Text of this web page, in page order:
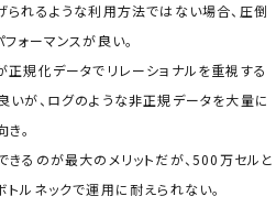
られるような利用方法ではない場合、圧倒
ォーマンスが良い。
正規化データでリレーショナルを重視する
いが、ログのような非正規データを大量に
。
きるのが最大のメリットだが、500万セルと
トルネックで運用に耐えられない。